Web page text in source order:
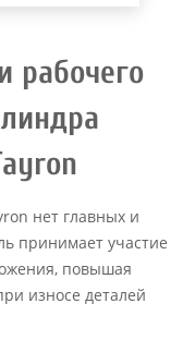
рабочего
нет главных и
принимает участие
повышая
износе деталей